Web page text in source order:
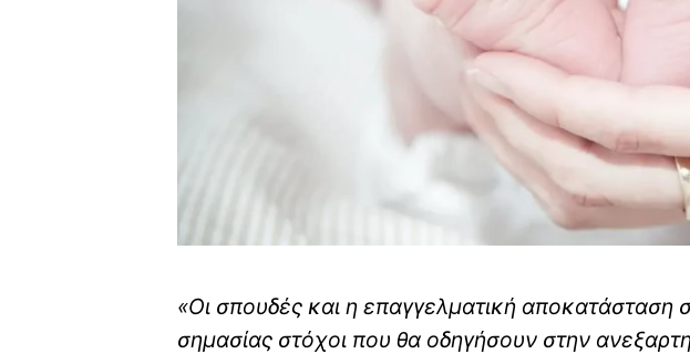
«Οι σπουδές και η επαγγελματική αποκατάσταση
σημασίας στόχοι που θα οδηγήσουν στην